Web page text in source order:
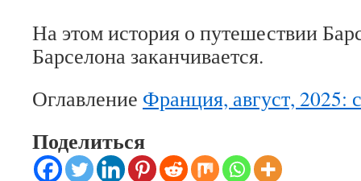
На этом история о путешествии
Барселона заканчивается.
Оглавление Франция, август, 2025:
Поделиться